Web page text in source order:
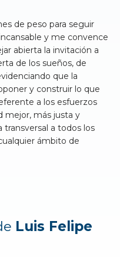
de peso para seguir
y me convence
abierta la invitación a
de los sueños, de
que la
y construir lo que
a los esfuerzos
mejor, más justa y
transversal a todos los
ámbito de
Luis Felipe